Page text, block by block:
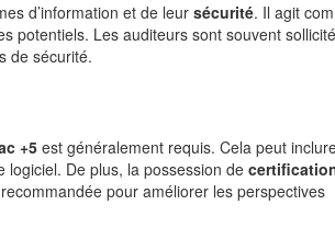
d’information et de leur sécurité. Il agit
potentiels. Les auditeurs sont souvent
de sécurité.
+5est généralement requis. Cela peut
logiciel. De plus, la possession de
pour améliorer les perspectives